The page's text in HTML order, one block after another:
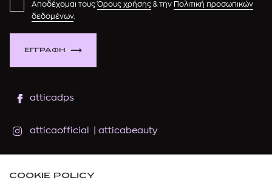
ΕΓΓΡΑΦΗ
Αποδέχομαι τουςΌρους χρήσης & την Πολιτική προσωπικών
δεδομένων.
atticadps
atticaofficial atticabeauty
COOKIE POLICY